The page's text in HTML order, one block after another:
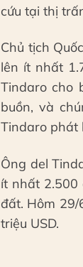
cứu tại thị
Chủ tịch
lên ít nhất
Tindaro cho
buồn, và
Tindaro phát
Ông del
ít nhất 2.500
đất. Hôm
triệu USD.